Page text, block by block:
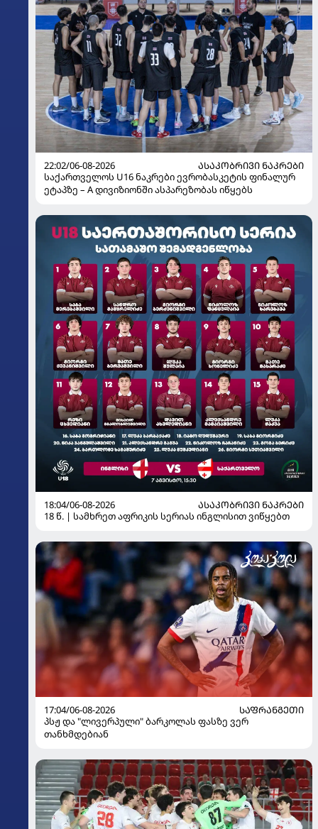
22:02/06-08-2026
ᲐᲡᲐᲙᲝᲑᲠᲘᲕᲘ ᲜᲐᲙᲠᲔᲑᲘ
საქართველოს U16 ნაკრები ევრობასკეტის ფინალურ
ეტაპზე – A დივიზიონში ასპარეზობას იწყებს
18:04/06-08-2026
ᲐᲡᲐᲙᲝᲑᲠᲘᲕᲘ ᲜᲐᲙᲠᲔᲑᲘ
18 წ. | სამხრეთ აფრიკის სერიას ინგლისით ვიწყებთ
17:04/06-08-2026
ᲡᲐᲤᲠᲐᲜᲒᲔᲗᲘ
პსჟ და "ლივერპული" ბარკოლას ფასზე ვერ
თანხმდებიან